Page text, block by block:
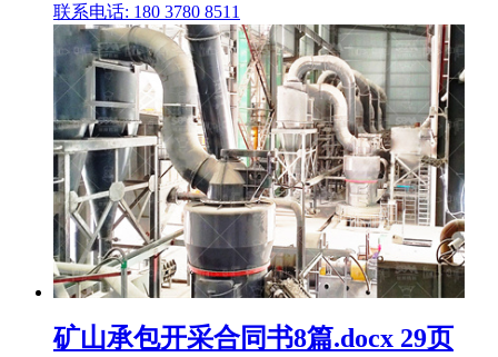
联系电话: 180 3780 8511
矿山承包开采合同书8篇.docx 29页